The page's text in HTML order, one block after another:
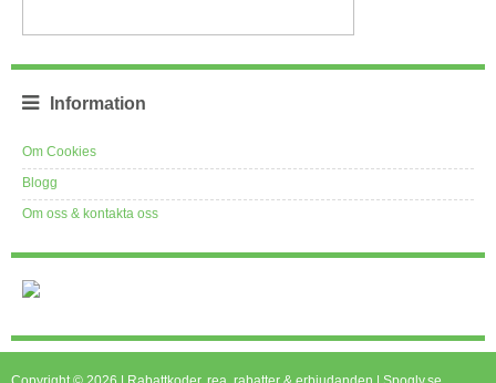
Information
Om Cookies
Blogg
Om oss & kontakta oss